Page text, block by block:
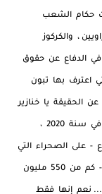
حكام الشعب
، والكركوز
الدفاع عن حقوق
فقط التي اعترف بها تبون
الحقيقة يا خنازير
حكام الجزائر ، ولنفرض أنها فقط 550 مليون دولار في سنة 2020 ،
على الصحراء التي
استردها المغرب وانتهى الأمر وبقيت مجالا للنهب - كم من 550 مليون
فقط طيلة 45 سنة ؟ إنها 24.750.000.000 ..... نعم إنها فقط